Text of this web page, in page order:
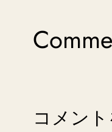
コメン